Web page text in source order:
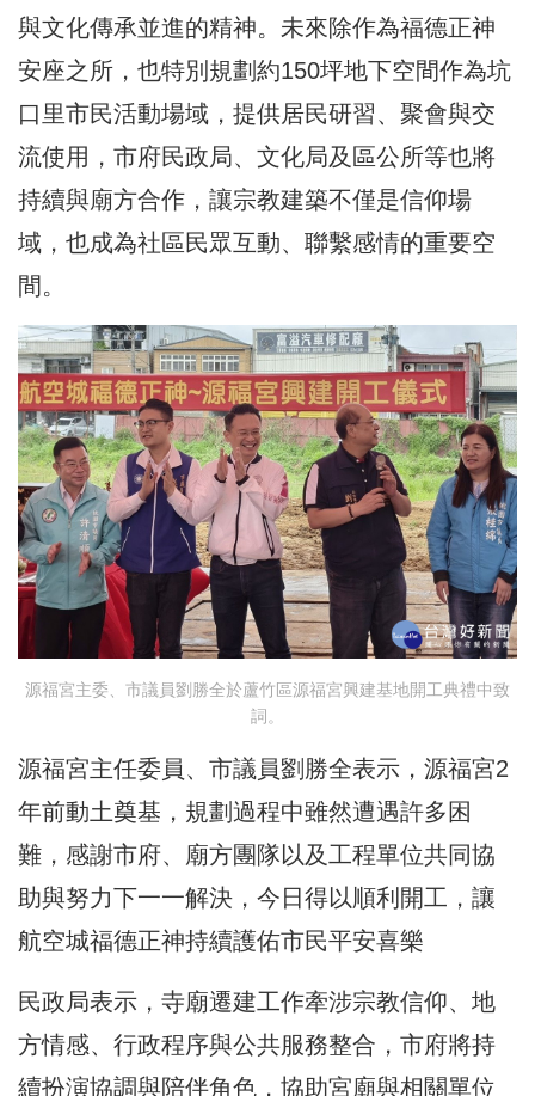
與文化傳承並進的精神。未來除作為福德正神
安座之所，也特別規劃約150坪地下空間作為坑
口里市民活動場域，提供居民研習、聚會與交
流使用，市府民政局、文化局及區公所等也將
持續與廟方合作，讓宗教建築不僅是信仰場
域，也成為社區民眾互動、聯繫感情的重要空
間。
源福宮主委、市議員劉勝全於蘆竹區源福宮興建基地開工典禮中致
詞。
源福宮主任委員、市議員劉勝全表示，源福宮2
年前動土奠基，規劃過程中雖然遭遇許多困
難，感謝市府、廟方團隊以及工程單位共同協
助與努力下一一解決，今日得以順利開工，讓
航空城福德正神持續護佑市民平安喜樂
民政局表示，寺廟遷建工作牽涉宗教信仰、地
方情感、行政程序與公共服務整合，市府將持
續扮演協調與陪伴角色，協助宮廟與相關單位